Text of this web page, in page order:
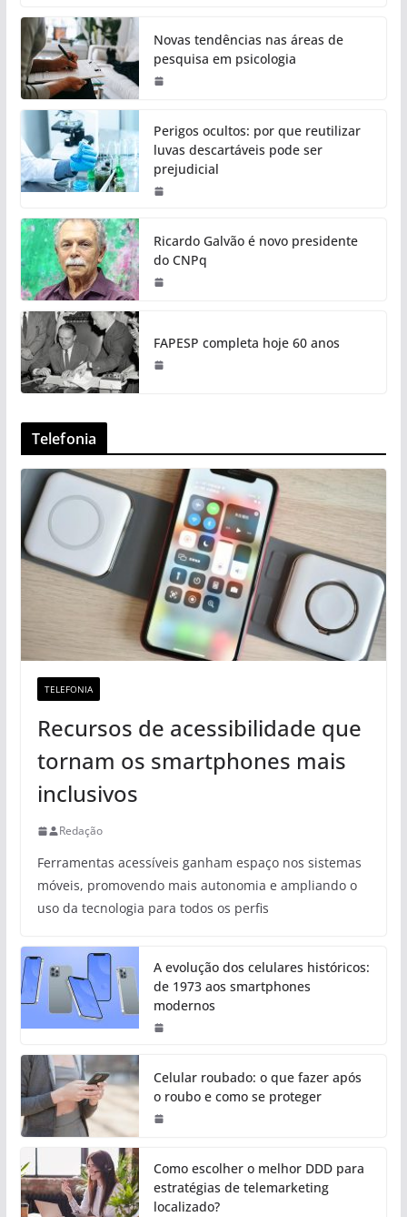
Novas tendências nas áreas de
pesquisa em psicologia
Perigos ocultos: por que reutilizar
luvas descartáveis pode ser
prejudicial
Ricardo Galvão é novo presidente
do CNPq
FAPESP completa hoje 60 anos
Telefonia
TELEFONIA
Recursos de acessibilidade que
tornam os smartphones mais
inclusivos
Redação
Ferramentas acessíveis ganham espaço nos sistemas
móveis, promovendo mais autonomia e ampliando o
uso da tecnologia para todos os perfis
A evolução dos celulares históricos:
de 1973 aos smartphones
modernos
Celular roubado: o que fazer após
o roubo e como se proteger
Como escolher o melhor DDD para
estratégias de telemarketing
localizado?